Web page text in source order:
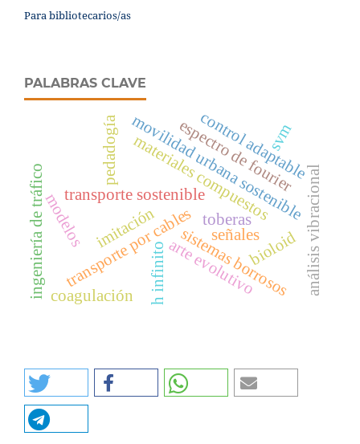
Para bibliotecarios/as
PALABRAS CLAVE
materiales compuestos
toberas
movilidad urbana sostenible
transporte sostenible
transporte por cables
espectro de fourier
análisis vibracional
pedadogía control adaptable
sistemas borrosos
arte evolutivo
svm
modelos
h infinito
señales
coagulación
imitación bioloid
ingeniería de tráfico